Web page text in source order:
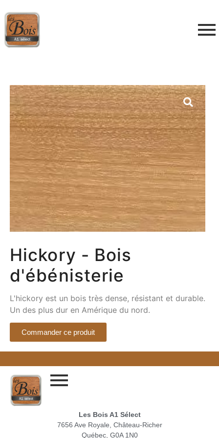
Hickory - Bois
d'ébénisterie
L'hickory est un bois très dense, résistant et durable.
Un des plus dur en Amérique du nord.
Commander ce produit
Les Bois A1 Sélect
7656 Ave Royale, Château-Richer
Québec, G0A 1N0